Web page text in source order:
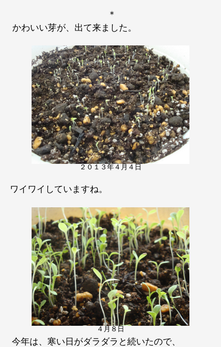
＊
かわいい芽が、出て来ました。
２０１３年４月４日
ワイワイしていますね。
４月８日
今年は、寒い日がダラダラと続いたので、